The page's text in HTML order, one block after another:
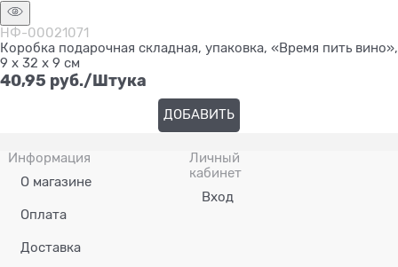
НФ-00021071
Коробка подарочная складная, упаковка, «Время пить вино»,
9 х 32 х 9 см
40,95 руб./Штука
ДОБАВИТЬ
Информация
О магазине
Оплата
Доставка
Личный
кабинет
Вход